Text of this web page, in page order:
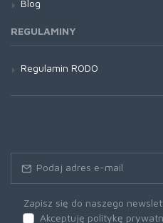
Blog
REGULAMINY
Regulamin RODO
Zapisz się do naszego
Akceptuję politykę